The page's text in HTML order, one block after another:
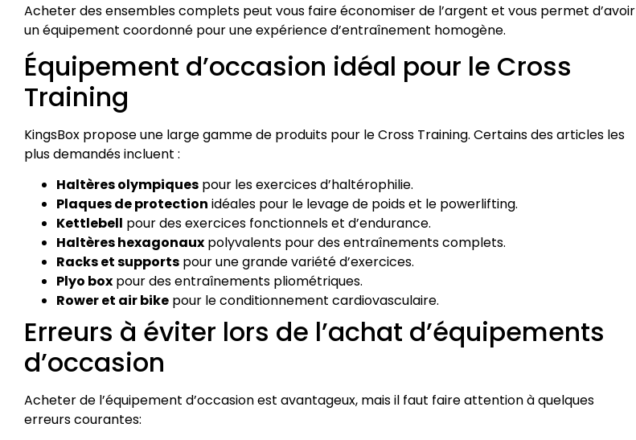
Acheter des ensembles complets peut vous faire économiser de l’argent et vous permet d’avoir
un équipement coordonné pour une expérience d’entraînement homogène.
Équipement d’occasion idéal pour le Cross
Training
KingsBox propose une large gamme de produits pour le Cross Training. Certains des articles les
plus demandés incluent :
Haltères olympiques pour les exercices d’haltérophilie.
Plaques de protection idéales pour le levage de poids et le powerlifting.
Kettlebell pour des exercices fonctionnels et d’endurance.
Haltères hexagonaux polyvalents pour des entraînements complets.
Racks et supports pour une grande variété d’exercices.
Plyo box pour des entraînements pliométriques.
Rower et air bike pour le conditionnement cardiovasculaire.
Erreurs à éviter lors de l’achat d’équipements
d’occasion
Acheter de l’équipement d’occasion est avantageux, mais il faut faire attention à quelques
erreurs courantes: